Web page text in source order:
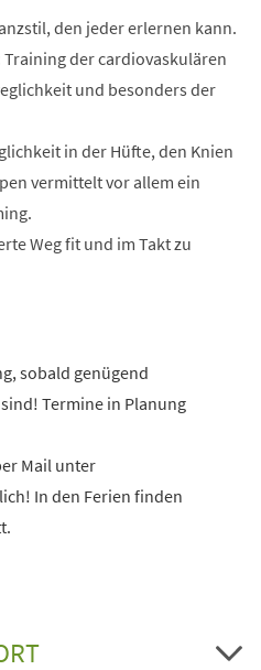
den jeder erlernen kann.
der cardiovaskulären
und besonders der
in der Hüfte, den Knien
vermittelt vor allem ein
Weg fit und im Takt zu
sobald genügend
Termine in Planung
Mail unter
In den Ferien finden